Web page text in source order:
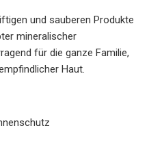
und sauberen Produkte
mineralischer
für die ganze Familie,
Haut.